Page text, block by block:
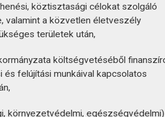
köztisztasági célokat szolgáló
valamint a közvetlen életveszély
területek után,
költségvetéséből
felújítási munkáival kapcsolatos
környezetvédelmi, egészségvédelmi)